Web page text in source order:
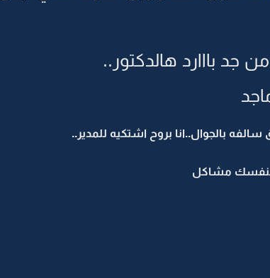
بااارد هالدكتور..
بالجوال..انا بروح اشتكيه للمدير..
لنفسك مشاكل